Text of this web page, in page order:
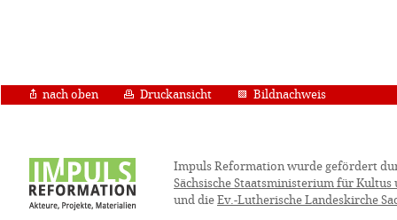
nach oben Druckansicht Bildnachweis
Impuls Reformation wurde gefördert
Sächsische Staatsministerium für Kultus
und die Ev.-Lutherische Landeskirche